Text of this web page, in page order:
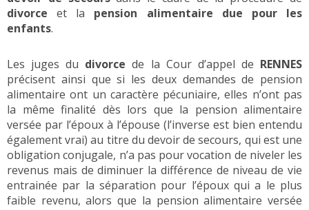
divorce et la pension alimentaire due pour les
enfants.
Les juges du divorce de la Cour d’appel de RENNES
précisent ainsi que si les deux demandes de pension
alimentaire ont un caractère pécuniaire, elles n’ont pas
la même finalité dès lors que la pension alimentaire
versée par l’époux à l’épouse (l’inverse est bien entendu
également vrai) au titre du devoir de secours, qui est une
obligation conjugale, n’a pas pour vocation de niveler les
revenus mais de diminuer la différence de niveau de vie
entrainée par la séparation pour l’époux qui a le plus
faible revenu, alors que la pension alimentaire versée